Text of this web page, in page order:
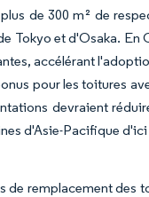
de 300 m² de
Tokyo et d'Osaka. En
accélérant
pour les toitures
devraient
d'Asie-Pacifique d'ici
remplacement des